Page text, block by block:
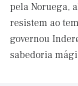
pela Noruega,
resistem ao
governou
sabedoria